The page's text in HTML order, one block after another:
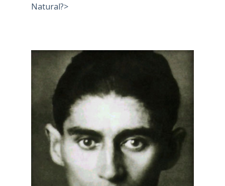
Natural?>